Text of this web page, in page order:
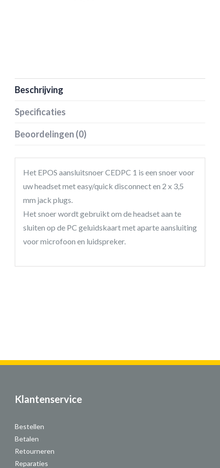
Beschrijving
Specificaties
Beoordelingen (0)
Het EPOS aansluitsnoer CEDPC 1 is een snoer voor
uw headset met easy/quick disconnect en 2 x 3,5
mm jack plugs.
Het snoer wordt gebruikt om de headset aan te
sluiten op de PC geluidskaart met aparte aansluiting
voor microfoon en luidspreker.
Klantenservice
Bestellen
Betalen
Retourneren
Reparaties